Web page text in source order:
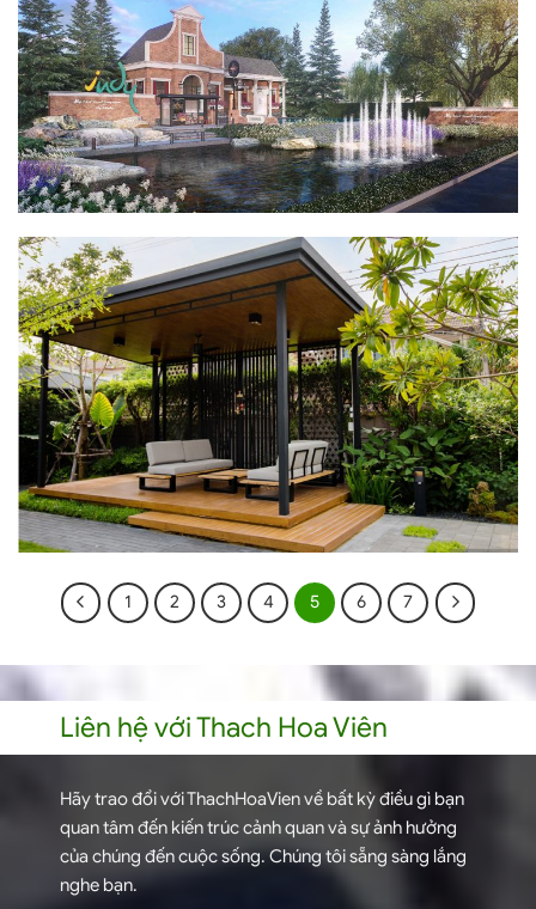
1 2 3 4 5 6 7
Liên hệ với Thach Hoa Viên
Hãy trao đổi với ThachHoaVien về bất kỳ điều gì bạn
quan tâm đến kiến trúc cảnh quan và sự ảnh hưởng
của chúng đến cuộc sống. Chúng tôi sẵng sàng lắng
nghe bạn.